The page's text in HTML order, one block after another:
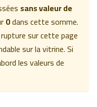
sans valeur de
0dans cette somme.
sur cette page
sur la vitrine. Si
les valeurs de